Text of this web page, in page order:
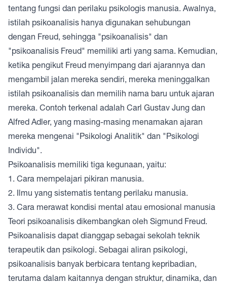
tentang fungsi dan perilaku psikologis manusia. Awalnya,
istilah psikoanalisis hanya digunakan sehubungan
dengan Freud, sehingga "psikoanalisis" dan
"psikoanalisis Freud" memiliki arti yang sama. Kemudian,
ketika pengikut Freud menyimpang dari ajarannya dan
mengambil jalan mereka sendiri, mereka meninggalkan
istilah psikoanalisis dan memilih nama baru untuk ajaran
mereka. Contoh terkenal adalah Carl Gustav Jung dan
Alfred Adler, yang masing-masing menamakan ajaran
mereka mengenai "Psikologi Analitik" dan "Psikologi
Individu".
Psikoanalisis memiliki tiga kegunaan, yaitu:
1. Cara mempelajari pikiran manusia.
2. Ilmu yang sistematis tentang perilaku manusia.
3. Cara merawat kondisi mental atau emosional manusia
Teori psikoanalisis dikembangkan oleh Sigmund Freud.
Psikoanalisis dapat dianggap sebagai sekolah teknik
terapeutik dan psikologi. Sebagai aliran psikologi,
psikoanalisis banyak berbicara tentang kepribadian,
terutama dalam kaitannya dengan struktur, dinamika, dan